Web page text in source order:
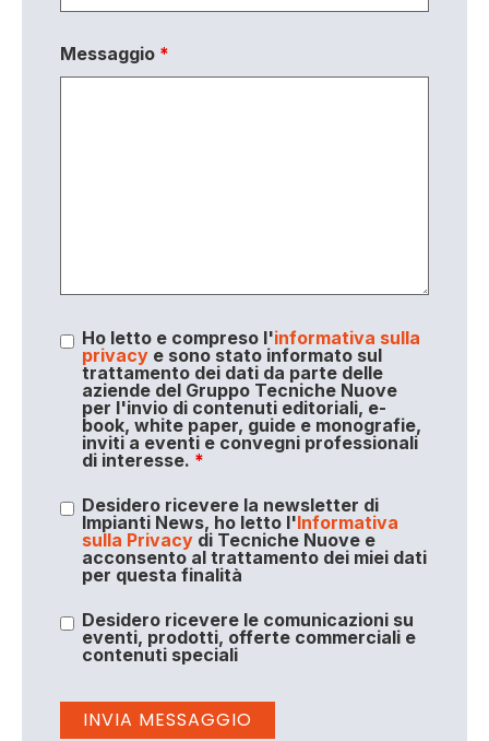
Messaggio *
Ho letto e compreso l'informativa sulla
privacye sono stato informato sul
trattamento dei dati da parte delle
aziende del Gruppo Tecniche Nuove
per l'invio di contenuti editoriali, e-
book, white paper, guide e monografie,
inviti a eventi e convegni professionali
di interesse. *
Desidero ricevere la newsletter di
Impianti News, ho letto l'Informativa
sulla Privacydi Tecniche Nuove e
acconsento al trattamento dei miei dati
per questa finalità
Desidero ricevere le comunicazioni su
eventi, prodotti, offerte commerciali e
contenuti speciali